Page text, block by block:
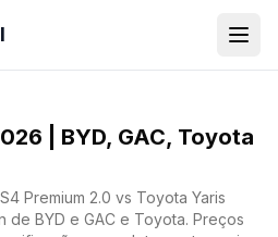
| BYD, GAC, Toyota
Premium 2.0 vs Toyota Yaris
de BYD e GAC e Toyota. Preços